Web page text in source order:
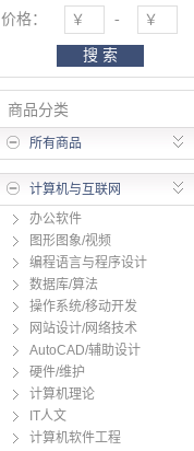
价格： -
搜 索
商品分类
所有商品
计算机与互联网
办公软件
图形图象/视频
编程语言与程序设计
数据库/算法
操作系统/移动开发
网站设计/网络技术
AutoCAD/辅助设计
硬件/维护
计算机理论
IT人文
计算机软件工程